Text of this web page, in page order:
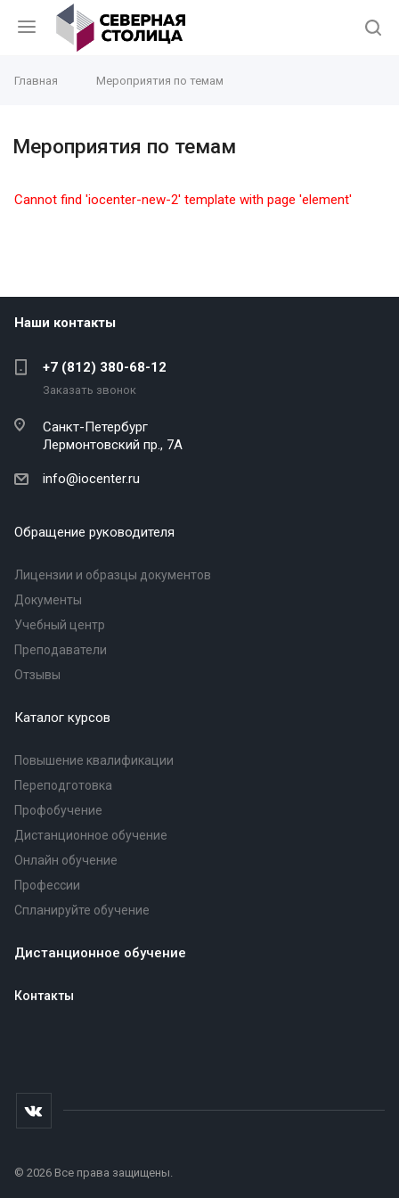
Главная Мероприятия по темам
Мероприятия по темам
Cannot find 'iocenter-new-2' template with page 'element'
Наши контакты
+7 (812) 380-68-12
Заказать звонок
Санкт-Петербург
Лермонтовский пр., 7А
info@iocenter.ru
Обращение руководителя
Лицензии и образцы документов
Документы
Учебный центр
Преподаватели
Отзывы
Каталог курсов
Повышение квалификации
Переподготовка
Профобучение
Дистанционное обучение
Онлайн обучение
Профессии
Спланируйте обучение
Дистанционное обучение
Контакты
© 2026 Все права защищены.